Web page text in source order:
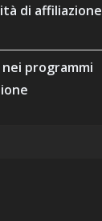
di affiliazione
programmi